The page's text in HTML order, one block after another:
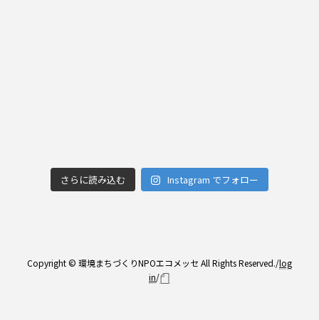
さらに読み込む Instagram でフォロー
Copyright © 環境まちづくりNPOエコメッセ All Rights Reserved./log
in/